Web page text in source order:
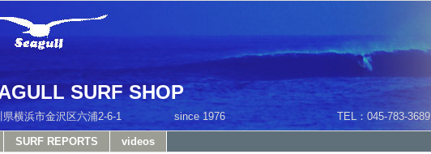
SURF SHOP
川県横浜市金沢区六浦2-6-1 since 1976 TEL：045-783-3689
SURF REPORTS videos